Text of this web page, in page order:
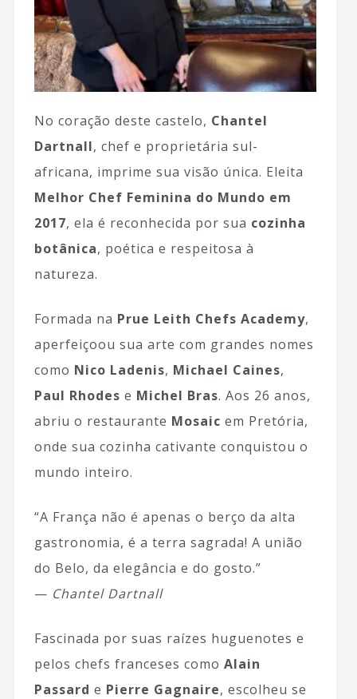
No coração deste castelo, Chantel
Dartnall, chef e proprietária sul-
africana, imprime sua visão única. Eleita
Melhor Chef Feminina do Mundo em
2017, ela é reconhecida por sua cozinha
botânica, poética e respeitosa à
natureza.
Formada na Prue Leith Chefs Academy,
aperfeiçoou sua arte com grandes nomes
como Nico Ladenis, Michael Caines,
Paul Rhodes e Michel Bras. Aos 26 anos,
abriu o restaurante Mosaic em Pretória,
onde sua cozinha cativante conquistou o
mundo inteiro.
“A França não é apenas o berço da alta
gastronomia, é a terra sagrada! A união
do Belo, da elegância e do gosto.”
— Chantel Dartnall
Fascinada por suas raízes huguenotes e
pelos chefs franceses como Alain
Passard e Pierre Gagnaire, escolheu se